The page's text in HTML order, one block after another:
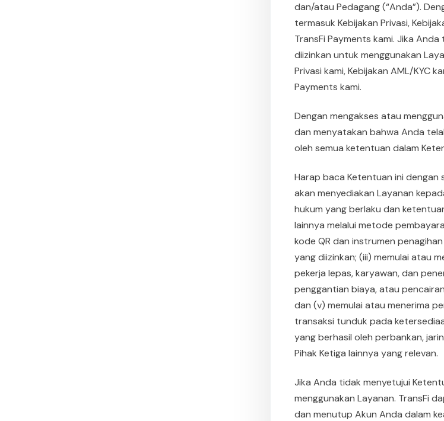
dan/atau Pedagang (“Anda”).
termasuk Kebijakan Privasi,
TransFi Payments kami. Jika
diizinkan untuk menggunakan
Privasi kami, Kebijakan AML/KYC
Payments kami.
Dengan mengakses atau
dan menyatakan bahwa Anda
oleh semua ketentuan dalam
Harap baca Ketentuan ini dengan
akan menyediakan Layanan
hukum yang berlaku dan
lainnya melalui metode
kode QR dan instrumen
yang diizinkan; (iii) memulai atau
pekerja lepas, karyawan, dan
penggantian biaya, atau
dan (v) memulai atau menerima
transaksi tunduk pada
yang berhasil oleh perbankan,
Pihak Ketiga lainnya yang relevan.
Jika Anda tidak menyetujui
menggunakan Layanan. TransFi
dan menutup Akun Anda dalam